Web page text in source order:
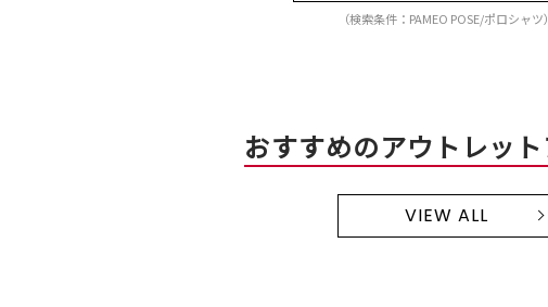
（検索条件：PAMEO POSE/ポロシャツ）
おすすめのアウトレッ
VIEW ALL